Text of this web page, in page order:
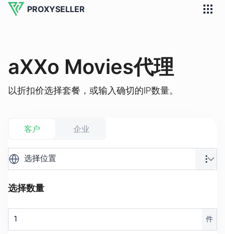
PROXYSELLER
aXXo Movies代理
以折扣价选择套餐，或输入确切的IP数量。
客户 企业
选择位置
选择数量
件